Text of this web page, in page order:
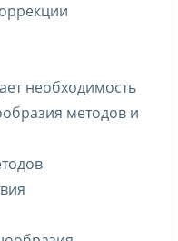
необходимость
методов и